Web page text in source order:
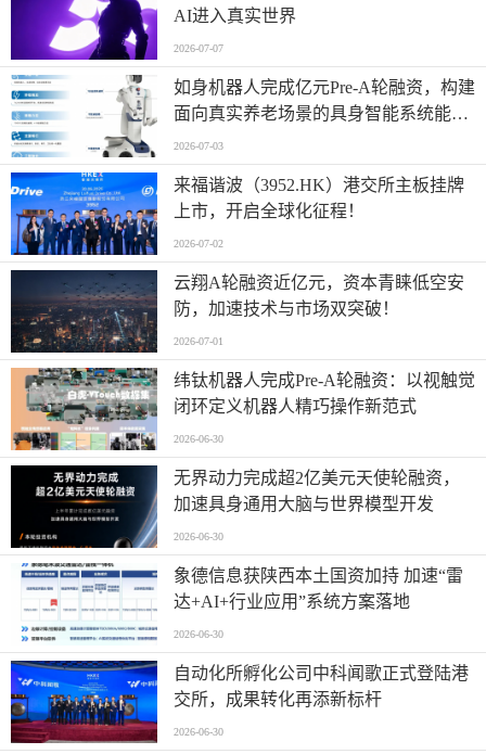
AI进入真实世界
2026-07-07
如身机器人完成亿元Pre-A轮融资，构建
面向真实养老场景的具身智能系统能力
平台
2026-07-03
来福谐波（3952.HK）港交所主板挂牌
上市，开启全球化征程！
2026-07-02
云翔A轮融资近亿元，资本青睐低空安
防，加速技术与市场双突破！
2026-07-01
纬钛机器人完成Pre-A轮融资：以视触觉
闭环定义机器人精巧操作新范式
2026-06-30
无界动力完成超2亿美元天使轮融资，
加速具身通用大脑与世界模型开发
2026-06-30
象德信息获陕西本土国资加持 加速“雷
达+AI+行业应用”系统方案落地
2026-06-30
自动化所孵化公司中科闻歌正式登陆港
交所，成果转化再添新标杆
2026-06-30